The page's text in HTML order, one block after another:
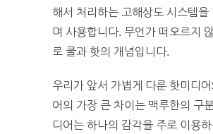
해서 처리하는 고해상도 시스템을
며 사용합니다. 무언가 떠오르지
로 쿨과 핫의 개념입니다.
우리가 앞서 가볍게 다룬 핫미디어
어의 가장 큰 차이는 맥루한의 구
디어는 하나의 감각을 주로 이용